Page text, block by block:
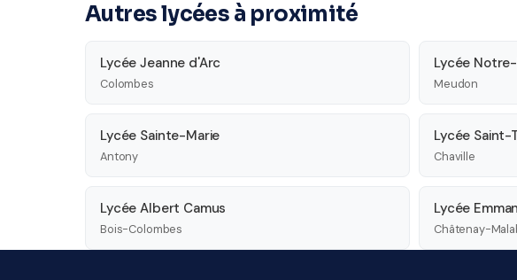
Autres lycées à proximité
Lycée Jeanne d'Arc
Colombes
Lycée
Meudon
Lycée Sainte-Marie
Antony
Lycée Saint-
Chaville
Lycée Albert Camus
Bois-Colombes
Lycée
Châtenay-